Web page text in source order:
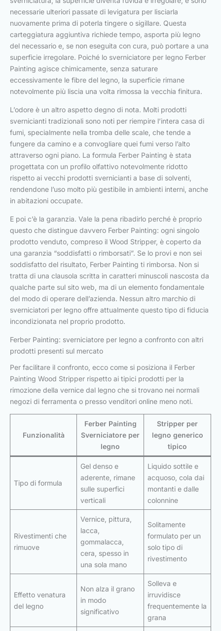
necessarie ulteriori passate di levigatura per lisciarla
nuovamente prima di poterla tingere o sigillare. Questa
carteggiatura aggiuntiva richiede tempo, asporta più legno
del necessario e, se non eseguita con cura, può portare a una
superficie irregolare. Poiché lo sverniciatore per legno Ferber
Painting agisce chimicamente, senza saturare
eccessivamente le fibre del legno, la superficie rimane
notevolmente più liscia una volta rimossa la vecchia finitura.
L’odore è un altro aspetto degno di nota. Molti prodotti
svernicianti tradizionali sono noti per riempire l’intera casa di
fumi, specialmente nella tromba delle scale, che tende a
fungere da camino e a convogliare quei fumi verso l’alto
attraverso ogni piano. La formula Ferber Painting è stata
progettata con un profilo olfattivo notevolmente ridotto
rispetto ai vecchi prodotti svernicianti a base di solventi,
rendendone l’uso molto più gestibile in ambienti interni, anche
in abitazioni occupate.
E poi c’è la garanzia. Vale la pena ribadirlo perché è proprio
questo che distingue davvero Ferber Painting: ogni singolo
prodotto venduto, compreso il Wood Stripper, è coperto da
una garanzia “soddisfatti o rimborsati”. Se lo provi e non sei
soddisfatto del risultato, Ferber Painting ti rimborsa. Non si
tratta di una clausola scritta in caratteri minuscoli nascosta da
qualche parte sul sito web, ma di un elemento fondamentale
del modo di operare dell’azienda. Nessun altro marchio di
sverniciatori per legno offre attualmente questo tipo di fiducia
incondizionata nel proprio prodotto.
Ferber Painting: sverniciatore per legno a confronto con altri
prodotti presenti sul mercato
Per facilitare il confronto, ecco come si posiziona il Ferber
Painting Wood Stripper rispetto ai tipici prodotti per la
rimozione della vernice dal legno che si trovano nei normali
negozi di ferramenta o presso venditori online meno noti.
Funzionalità
Ferber Painting
Sverniciatore per
legno
Stripper per
legno generico
tipico
Tipo di formula
Gel denso e
aderente, rimane
sulle superfici
verticali
Liquido sottile e
acquoso, cola dai
montanti e dalle
colonnine
Rivestimenti che
rimuove
Vernice, pittura,
lacca,
gommalacca,
cera, spesso in
una sola mano
Solitamente
formulato per un
solo tipo di
rivestimento
Effetto venatura
del legno
Non alza il grano
in modo
significativo
Solleva e
irruvidisce
frequentemente la
grana